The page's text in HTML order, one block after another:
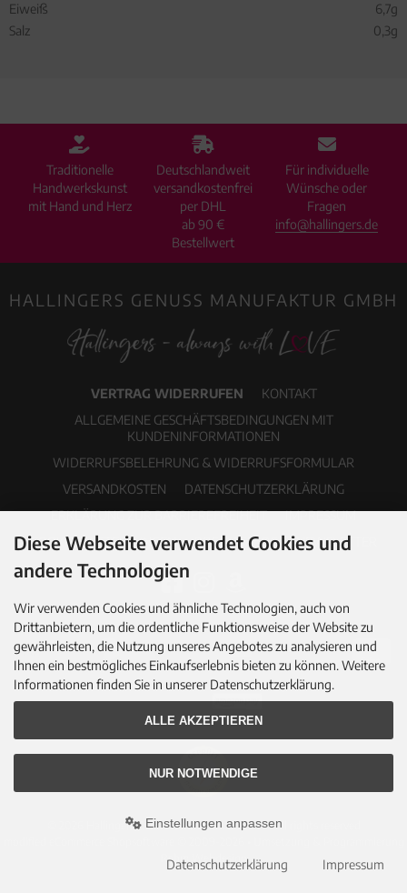
Eiweiß
6,7g
Salz
0,3g
Traditionelle
Handwerkskunst
mit Hand und Herz
Deutschlandweit
versandkostenfrei
per DHL
ab 90 €
Bestellwert
Für individuelle
Wünsche oder
Fragen
info@hallingers.de
HALLINGERS GENUSS MANUFAKTUR GMBH
VERTRAG WIDERRUFEN
KONTAKT
ALLGEMEINE GESCHÄFTSBEDINGUNGEN MIT
KUNDENINFORMATIONEN
WIDERRUFSBELEHRUNG & WIDERRUFSFORMULAR
VERSANDKOSTEN
DATENSCHUTZERKLÄRUNG
ERKLÄRUNG ZUR BARRIEREFREIHEIT
IMPRESSUM
COOKIE EINSTELLUNGEN
PDF-KATALOG NEWSLETTER
© 2026 Hallingers Genuss Manufaktur GmbH • All rights reserved
Rehm Webdesign
Diese Webseite verwendet Cookies und
andere Technologien
Wir verwenden Cookies und ähnliche Technologien, auch von
Drittanbietern, um die ordentliche Funktionsweise der Website zu
gewährleisten, die Nutzung unseres Angebotes zu analysieren und
Ihnen ein bestmögliches Einkaufserlebnis bieten zu können. Weitere
Informationen finden Sie in unserer Datenschutzerklärung.
ALLE AKZEPTIEREN
NUR NOTWENDIGE
Einstellungen anpassen
Datenschutzerklärung Impressum